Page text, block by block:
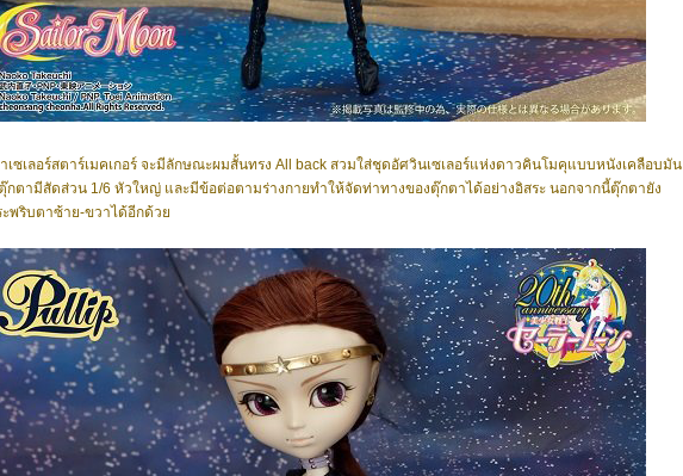
ลอร์สตาร์เมคเกอร์ จะมีลักษณะผมสั้นทรง All back สวมใส่ชุดอัศวินเซเลอร์แห่งดาวคินโมคุแบบหนังเคลือบมัน
กตามีสัดส่วน 1/6 หัวใหญ่ และมีข้อต่อตามร่างกายทำให้จัดท่าทางของตุ๊กตาได้อย่างอิสระ นอกจากนี้ตุ๊กตายัง
ะพริบตาซ้าย-ขวาได้อีกด้วย